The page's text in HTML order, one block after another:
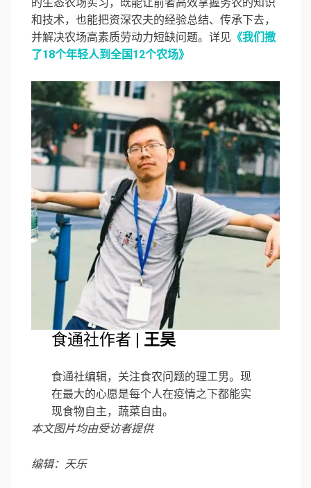
和技术，也能把资深农夫的经验总结、传承下去，
并解决农场高素质劳动力短缺问题。详见 《我们撒
了18个年轻人到全国12个农场》
食通社作者 | 王昊
食通社编辑，关注食农问题的理工男。现
在最大的心愿是每个人在疫情之下都能实
现食物自主，蔬菜自由。
本文图片均由受访者提供
编辑：天乐